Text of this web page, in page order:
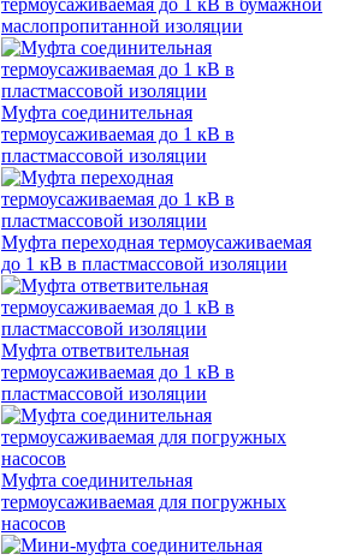
термоусаживаемая до 1 кВ в бумажной
маслопропитанной изоляции
Муфта соединительная
термоусаживаемая до 1 кВ в
пластмассовой изоляции
Муфта переходная термоусаживаемая
до 1 кВ в пластмассовой изоляции
Муфта ответвительная
термоусаживаемая до 1 кВ в
пластмассовой изоляции
Муфта соединительная
термоусаживаемая для погружных
насосов